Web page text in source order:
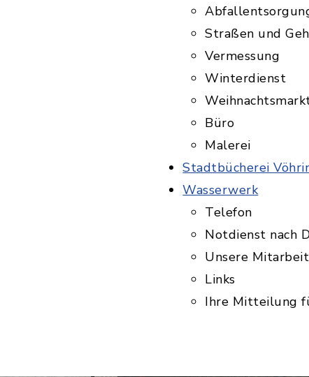
Straßen und
Vermessung
Winterdienst
Büro
Malerei
Stadtbücherei
Wasserwerk
Telefon
Notdienst nach
Unsere
Links
Ihre Mitteilung